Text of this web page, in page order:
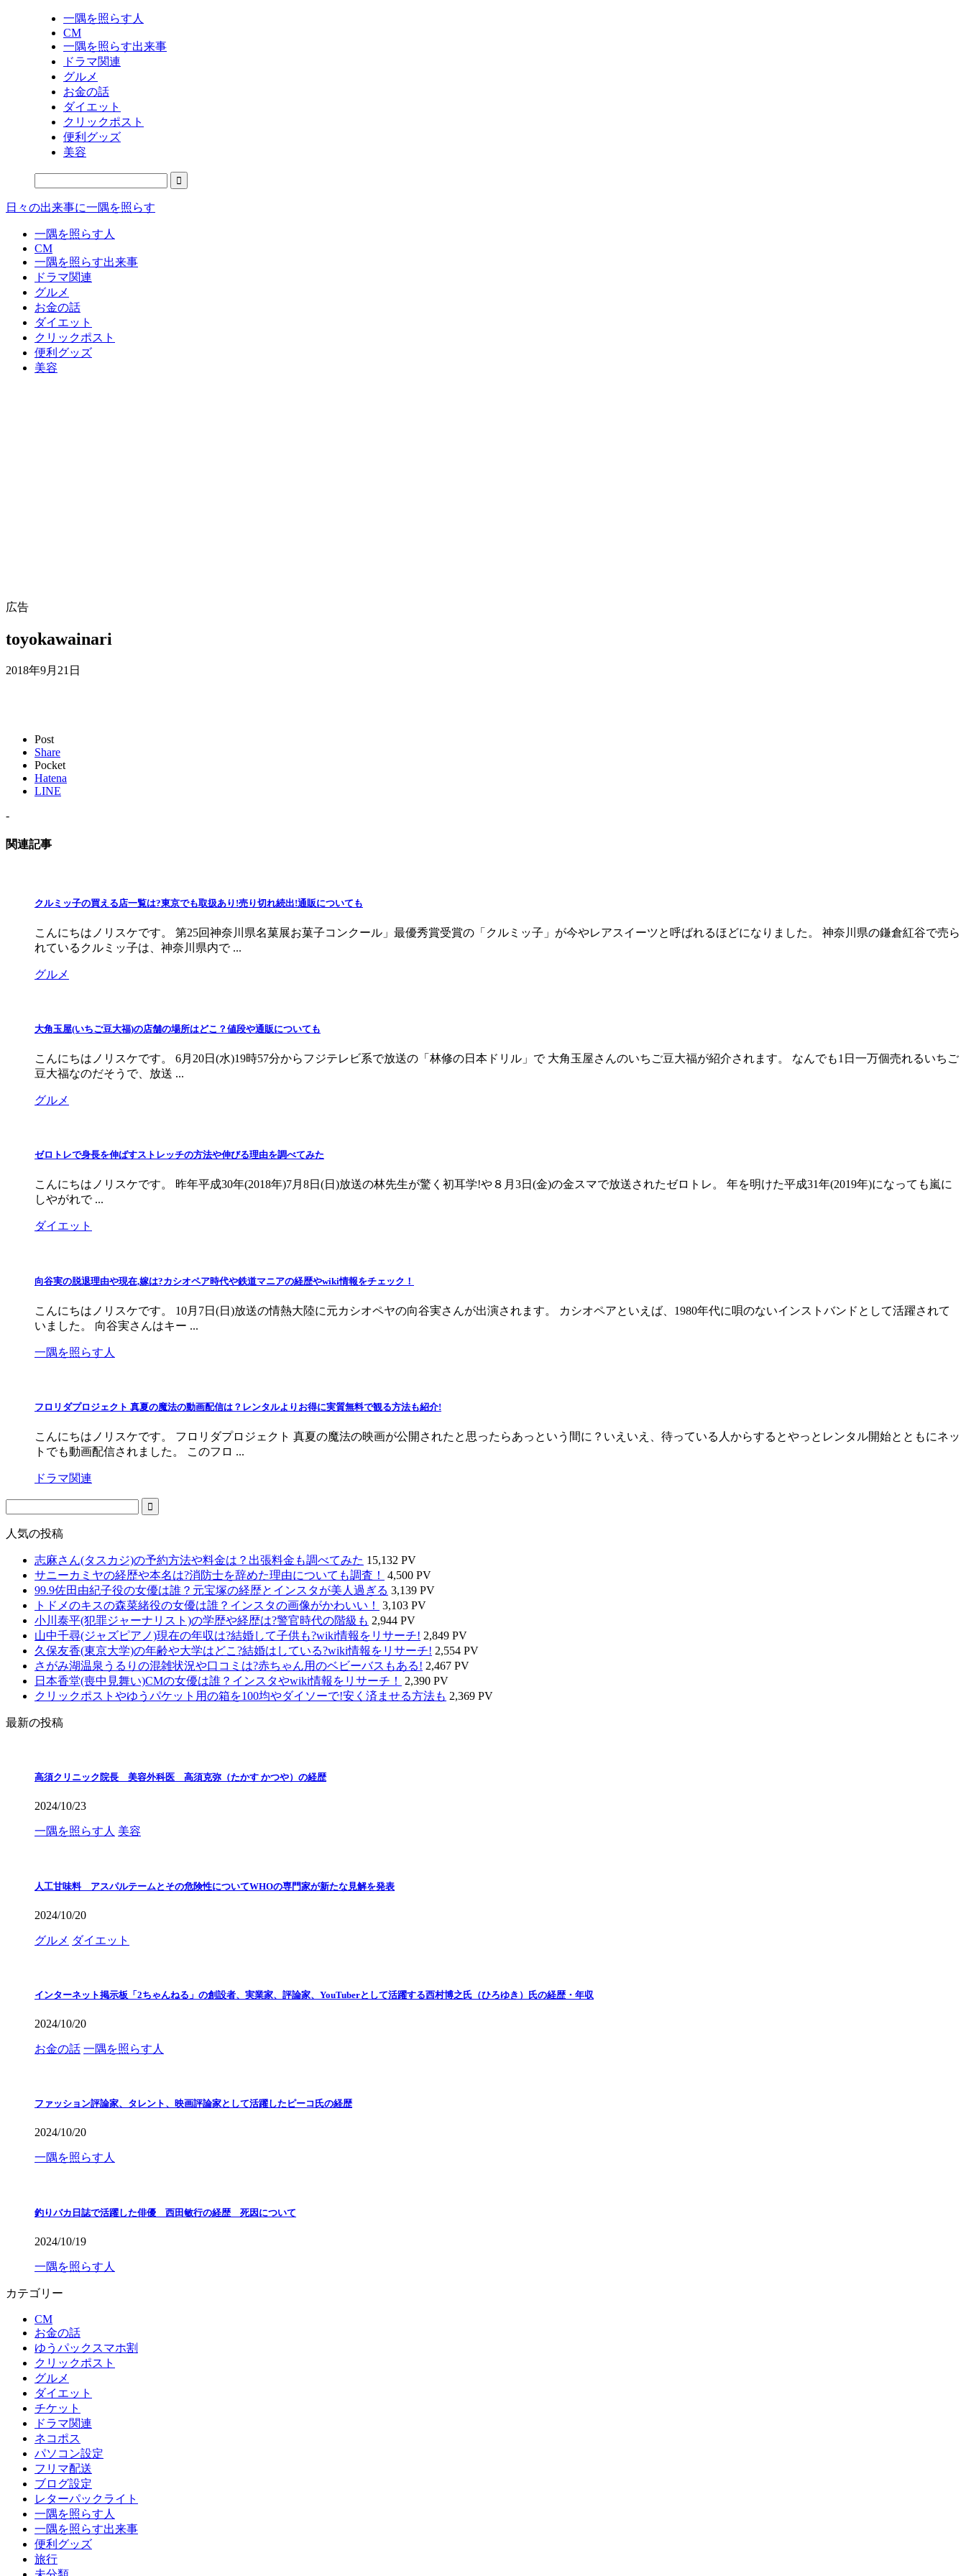
一隅を照らす人
CM
一隅を照らす出来事
ドラマ関連
グルメ
お金の話
ダイエット
クリックポスト
便利グッズ
美容
日々の出来事に一隅を照らす
一隅を照らす人
CM
一隅を照らす出来事
ドラマ関連
グルメ
お金の話
ダイエット
クリックポスト
便利グッズ
美容
広告
toyokawainari
2018年9月21日
Post
Share
Pocket
Hatena
LINE
-
関連記事
クルミッ子の買える店一覧は?東京でも取扱あり!売り切れ続出!通販についても
こんにちはノリスケです。 第25回神奈川県名菓展お菓子コンクール」最優秀賞受賞の「クルミッ子」が今やレアスイーツと呼ばれるほどになりました。 神奈川県の鎌倉紅谷で売ら
れているクルミッ子は、神奈川県内で ...
グルメ
大角玉屋(いちご豆大福)の店舗の場所はどこ？値段や通販についても
こんにちはノリスケです。 6月20日(水)19時57分からフジテレビ系で放送の「林修の日本ドリル」で 大角玉屋さんのいちご豆大福が紹介されます。 なんでも1日一万個売れるいちご
豆大福なのだそうで、放送 ...
グルメ
ゼロトレで身長を伸ばすストレッチの方法や伸びる理由を調べてみた
こんにちはノリスケです。 昨年平成30年(2018年)7月8日(日)放送の林先生が驚く初耳学!や８月3日(金)の金スマで放送されたゼロトレ。 年を明けた平成31年(2019年)になっても嵐に
しやがれで ...
ダイエット
向谷実の脱退理由や現在,嫁は?カシオペア時代や鉄道マニアの経歴やwiki情報をチェック！
こんにちはノリスケです。 10月7日(日)放送の情熱大陸に元カシオペヤの向谷実さんが出演されます。 カシオペアといえば、1980年代に唄のないインストバンドとして活躍されて
いました。 向谷実さんはキー ...
一隅を照らす人
フロリダプロジェクト 真夏の魔法の動画配信は？レンタルよりお得に実質無料で観る方法も紹介!
こんにちはノリスケです。 フロリダプロジェクト 真夏の魔法の映画が公開されたと思ったらあっという間に？いえいえ、待っている人からするとやっとレンタル開始とともにネッ
トでも動画配信されました。 このフロ ...
ドラマ関連
人気の投稿
志麻さん(タスカジ)の予約方法や料金は？出張料金も調べてみた 15,132 PV
サニーカミヤの経歴や本名は?消防士を辞めた理由についても調査！
4,500 PV
99.9佐田由紀子役の女優は誰？元宝塚の経歴とインスタが美人過ぎる 3,139 PV
トドメのキスの森菜緒役の女優は誰？インスタの画像がかわいい！
3,103 PV
小川泰平(犯罪ジャーナリスト)の学歴や経歴は?警官時代の階級も 2,944 PV
山中千尋(ジャズピアノ)現在の年収は?結婚して子供も?wiki情報をリサーチ! 2,849 PV
久保友香(東京大学)の年齢や大学はどこ?結婚はしている?wiki情報をリサーチ! 2,554 PV
さがみ湖温泉うるりの混雑状況や口コミは?赤ちゃん用のベビーバスもある! 2,467 PV
日本香堂(喪中見舞い)CMの女優は誰？インスタやwiki情報をリサーチ！
2,390 PV
クリックポストやゆうパケット用の箱を100均やダイソーで!安く済ませる方法も 2,369 PV
最新の投稿
高須クリニック院長 美容外科医 高須克弥（たかす かつや）の経歴
2024/10/23
一隅を照らす人 美容
人工甘味料 アスパルテームとその危険性についてWHOの専門家が新たな見解を発表
2024/10/20
グルメ ダイエット
インターネット掲示板「2ちゃんねる」の創設者、実業家、評論家、YouTuberとして活躍する西村博之氏（ひろゆき）氏の経歴・年収
2024/10/20
お金の話 一隅を照らす人
ファッション評論家、タレント、映画評論家として活躍したピーコ氏の経歴
2024/10/20
一隅を照らす人
釣りバカ日誌で活躍した俳優 西田敏行の経歴 死因について
2024/10/19
一隅を照らす人
カテゴリー
CM
お金の話
ゆうパックスマホ割
クリックポスト
グルメ
ダイエット
チケット
ドラマ関連
ネコポス
パソコン設定
フリマ配送
ブログ設定
レターパックライト
一隅を照らす人
一隅を照らす出来事
便利グッズ
旅行